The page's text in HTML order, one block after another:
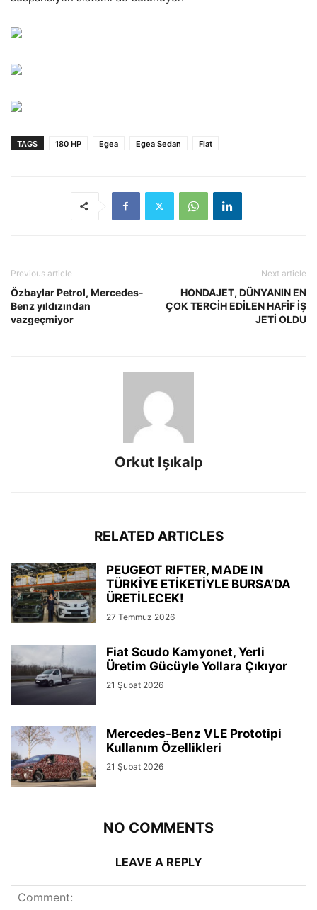
TAGS 180 HP Egea Egea Sedan Fiat
Previous article
Özbaylar Petrol, Mercedes-
Benz yıldızından
vazgeçmiyor
Next article
HONDAJET, DÜNYANIN EN
ÇOK TERCİH EDİLEN HAFİF İŞ
JETİ OLDU
Orkut Işıkalp
RELATED ARTICLES
PEUGEOT RIFTER, MADE IN
TÜRKİYE ETİKETİYLE BURSA’DA
ÜRETİLECEK!
27 Temmuz 2026
Fiat Scudo Kamyonet, Yerli
Üretim Gücüyle Yollara Çıkıyor
21 Şubat 2026
Mercedes-Benz VLE Prototipi
Kullanım Özellikleri
21 Şubat 2026
NO COMMENTS
LEAVE A REPLY